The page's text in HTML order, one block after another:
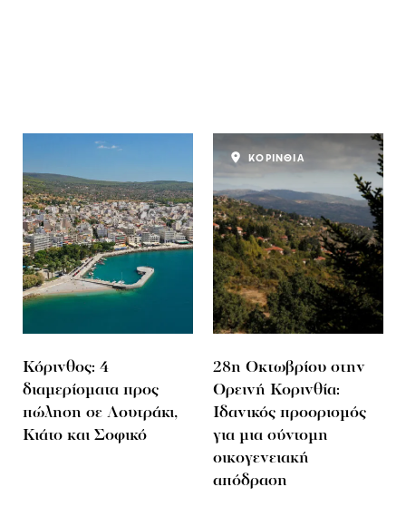
Κόρινθος: 4
διαμερίσματα προς
πώληση σε Λουτράκι,
Κιάτο και Σοφικό
28η Οκτωβρίου στην
Ορεινή Κορινθία:
Ιδανικός προορισμός
για μια σύντομη
οικογενειακή
απόδραση
ΚΟΡΙΝΘΙΑ